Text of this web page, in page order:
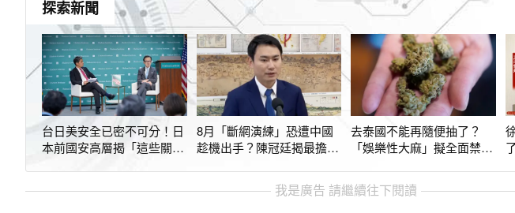
探索新聞
台日美安全已密不可分！日
本前國安高層揭「這些關
8月「斷網演練」恐遭中國
趁機出手？陳冠廷揭最擔心
去泰國不能再隨便抽了？
「娛樂性大麻」擬全面禁
我是廣告 請繼續往下閱讀